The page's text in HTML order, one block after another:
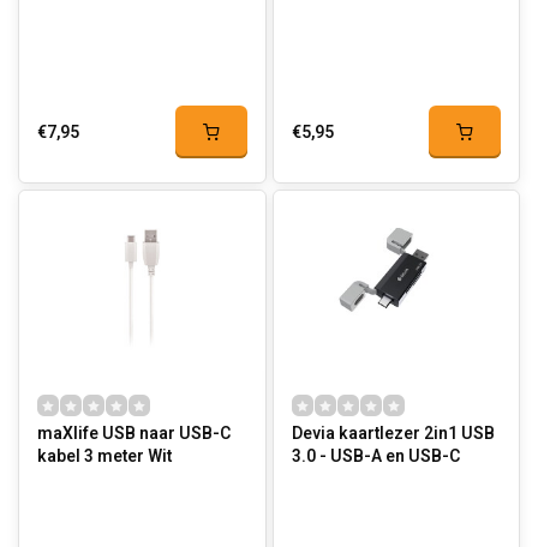
€7,95 €5,95
maXlife USB naar USB-C
kabel 3 meter Wit
Devia kaartlezer 2in1 USB
3.0 - USB-A en USB-C